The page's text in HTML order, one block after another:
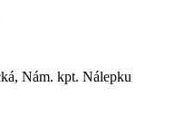
Nám. kpt. Nálepku